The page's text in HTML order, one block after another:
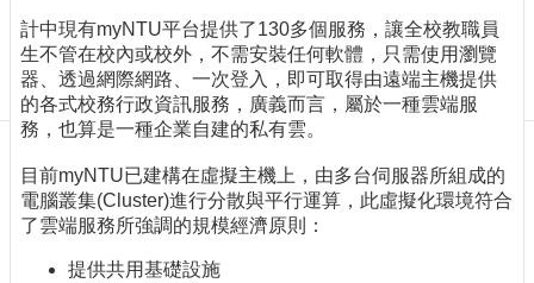
最
新
消
息
關
於
我
計中現有myNTU平台提供了130多個服務，讓全校教職員
生不管在校內或校外，不需安裝任何軟體，只需使用瀏覽
器、透過網際網路、一次登入，即可取得由遠端主機提供
的各式校務行政資訊服務，廣義而言，屬於一種雲端服
務，也算是一種企業自建的私有雲。
目前myNTU已建構在虛擬主機上，由多台伺服器所組成的
電腦叢集(Cluster)進行分散與平行運算，此虛擬化環境符合
了雲端服務所強調的規模經濟原則：
提供共用基礎設施